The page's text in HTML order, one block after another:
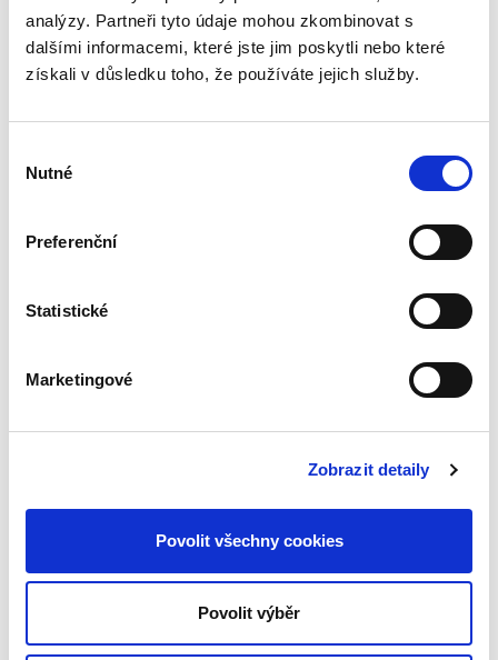
analýzy. Partneři tyto údaje mohou zkombinovat s
dalšími informacemi, které jste jim poskytli nebo které
získali v důsledku toho, že používáte jejich služby.
souhlasu
Nutné
Preferenční
Statistické
Marketingové
Zobrazit detaily
Povolit všechny cookies
Povolit výběr
Podjatost soudců v
rozhodovací praxi
vrcholných soudů
Alžběty Nemeškalová Rosinová
českých vrcholných soudů. Monografie
Společné jmění